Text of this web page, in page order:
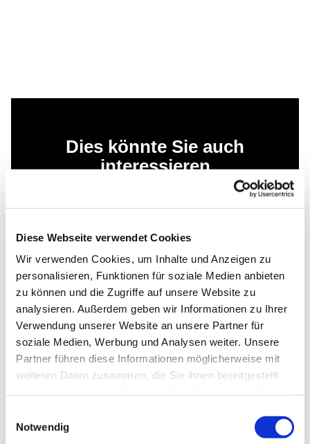
Diese Webseite verwendet Cookies
Wir verwenden Cookies, um Inhalte und Anzeigen zu
personalisieren, Funktionen für soziale Medien anbieten
zu können und die Zugriffe auf unsere Website zu
analysieren. Außerdem geben wir Informationen zu Ihrer
Verwendung unserer Website an unsere Partner für
soziale Medien, Werbung und Analysen weiter. Unsere
Partner führen diese Informationen möglicherweise mit
weiteren Daten zusammen, die Sie ihnen bereitgestellt
Notwendig
Dies könnte Sie auch
interessieren